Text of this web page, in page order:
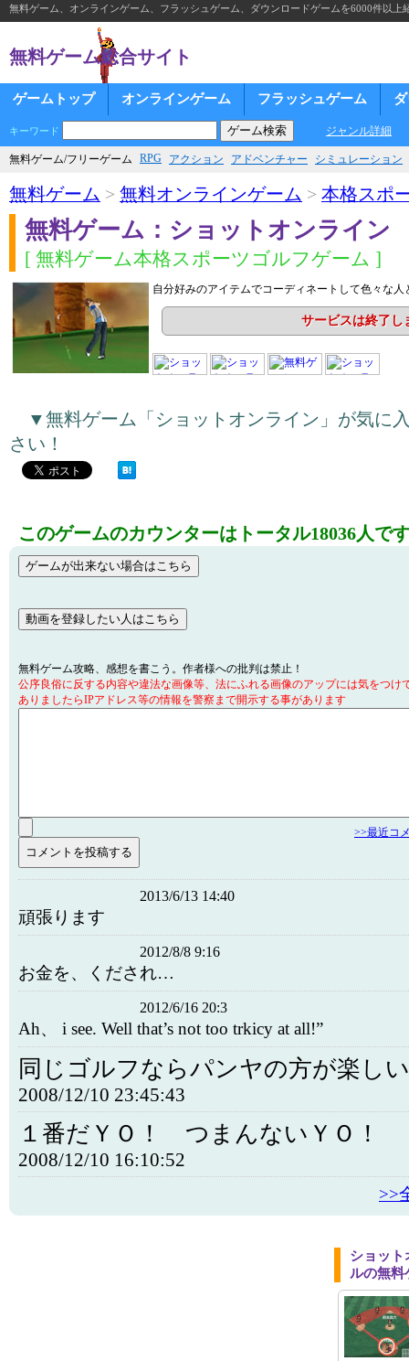
無料ゲーム、オンラインゲーム、フラッシュゲーム、ダウンロードゲームを6000件以上
無料ゲーム総合サイト
ゲームトップ オンラインゲーム フラッシュゲーム
キーワード ジャンル詳細
無料ゲーム/フリーゲーム RPG アクション アドベンチャー シミュレーション
無料ゲーム > 無料オンラインゲーム > 本格スポ
無料ゲーム：ショットオンライン
[ 無料ゲーム本格スポーツゴルフゲーム ]
自分好みのアイテムでコーディネートして色々な
サービスは終了し
▼無料ゲーム「ショットオンライン」が気に
さい！
このゲームのカウンターはトータル18036人で
無料ゲーム攻略、感想を書こう。作者様への批判は禁止！
公序良俗に反する内容や違法な画像等、法にふれる画像のアップには気をつけ
ありましたらIPアドレス等の情報を警察まで開示する事があります
>>最近コ
2013/6/13 14:40
頑張ります
2012/8/8 9:16
お金を、くだされ…
2012/6/16 20:3
Ah、 i see. Well that’s not too trkicy at all!”
同じゴルフならパンヤの方が楽し
2008/12/10 23:45:43
１番だＹＯ！ つまんないＹＯ！
2008/12/10 16:10:52
>>
ショット
ルの無料